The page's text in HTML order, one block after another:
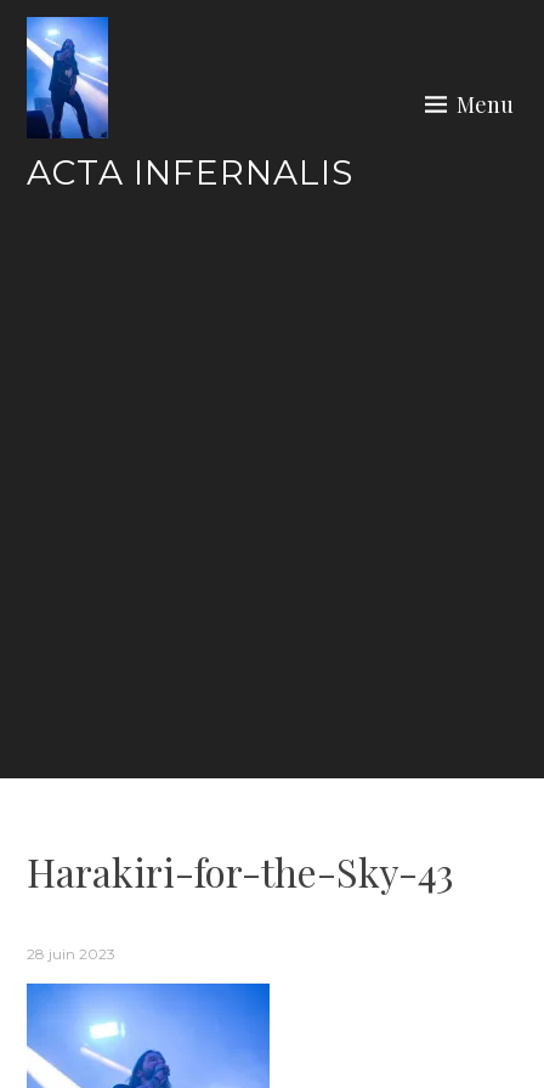
Skip
content
ACTA INFERNALIS
Menu
Harakiri-for-the-Sky-43
28 juin 2023